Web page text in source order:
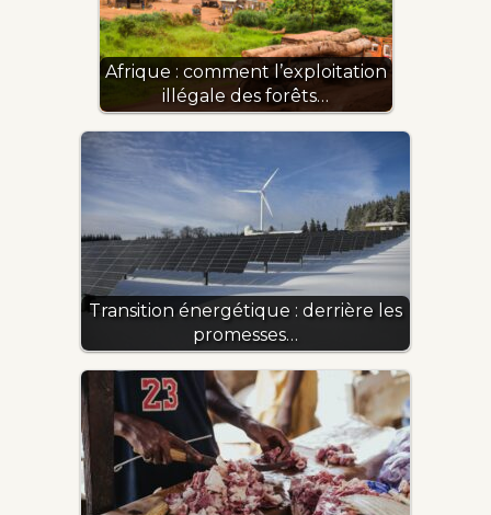
Afrique : comment l’exploitation
illégale des forêts…
Transition énergétique : derrière les
promesses…